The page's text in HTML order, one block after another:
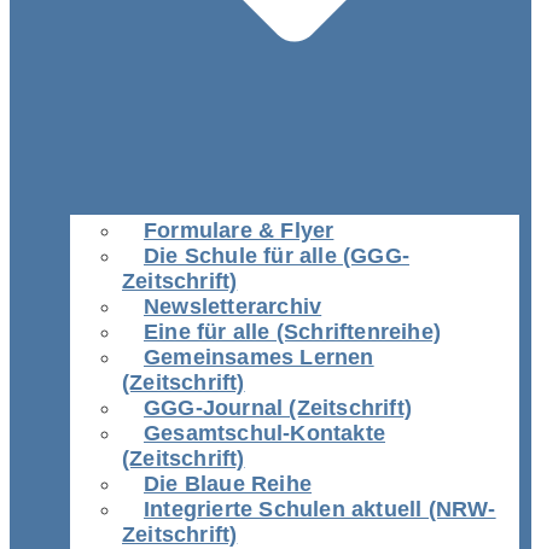
Formulare & Flyer
Die Schule für alle (GGG-
Zeitschrift)
Newsletterarchiv
Eine für alle (Schriftenreihe)
Gemeinsames Lernen
(Zeitschrift)
GGG-Journal (Zeitschrift)
Gesamtschul-Kontakte
(Zeitschrift)
Die Blaue Reihe
Integrierte Schulen aktuell (NRW-
Zeitschrift)